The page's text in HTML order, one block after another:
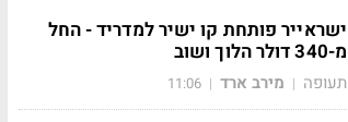
ישראייר פותחת קו ישיר למדריד - החל
מ-340 דולר הלוך ושוב
תעופה | מירב ארד |
11:06